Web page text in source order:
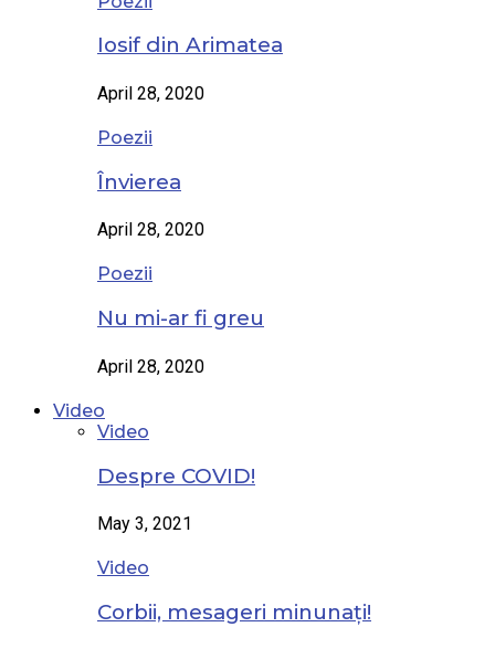
Iosif din Arimatea
April 28, 2020
Poezii
Învierea
April 28, 2020
Poezii
Nu mi-ar fi greu
April 28, 2020
Video
Video
Despre COVID!
May 3, 2021
Video
Corbii, mesageri minunați!